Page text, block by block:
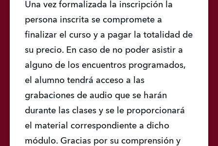
Una vez formalizada la inscripción la
persona inscrita se compromete a
finalizar el curso y a pagar la totalidad de
su precio. En caso de no poder asistir a
alguno de los encuentros programados,
el alumno tendrá acceso a las
grabaciones de audio que se harán
durante las clases y se le proporcionará
el material correspondiente a dicho
módulo. Gracias por su comprensión y